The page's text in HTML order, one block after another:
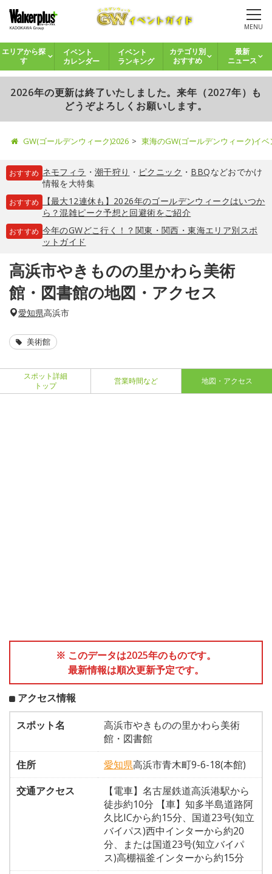
MENU
エリアから探
す
イベント
カレンダー
イベント
ランキング
カテゴリ別
おすすめ
最新
ニュース
2026年の更新は終了いたしました。来年（2027年）も
どうぞよろしくお願いします。
GW(ゴールデンウィーク)2026 東海のGW(ゴールデンウィーク)イ
おすすめ ネモフィラ ・ 潮干狩り ・ ピクニック ・ BBQなどおでかけ
情報を大特集
おすすめ
【最大12連休も】2026年のゴールデンウィークはいつか
ら？混雑ピーク予想と回避術をご紹介
おすすめ 今年のGWどこ行く！？関東・関西・東海エリア別スポ
ットガイド
高浜市やきものの里かわら美術
館・図書館の地図・アクセス
愛知県高浜市
美術館
スポット詳細
トップ
営業時間など 地図・アクセス
※ このデータは2025年のものです。
最新情報は順次更新予定です。
アクセス情報
スポット名
高浜市やきものの里かわら美術
館・図書館
住所
愛知県高浜市青木町9-6-18(本館)
交通アクセス
【電車】名古屋鉄道高浜港駅から
徒歩約10分 【車】知多半島道路阿
久比ICから約15分、国道23号(知立
バイパス)西中インターから約20
分、または国道23号(知立バイパ
ス)高棚福釜インターから約15分